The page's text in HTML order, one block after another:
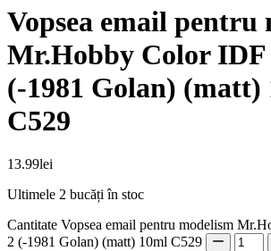
Vopsea email pentru
Mr.Hobby Color IDF
(-1981 Golan) (matt)
C529
13.99lei
Ultimele 2 bucăți în stoc
Cantitate Vopsea email pentru modelism
2 (-1981 Golan) (matt) 10ml C529